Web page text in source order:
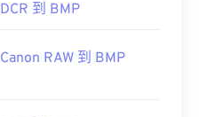
DCR 到 BMP
Canon RAW 到 BMP